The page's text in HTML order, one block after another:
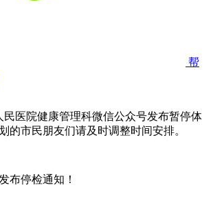
帮
民医院健康管理科微信公众号发布暂停体
的市民朋友们请及时调整时间安排。